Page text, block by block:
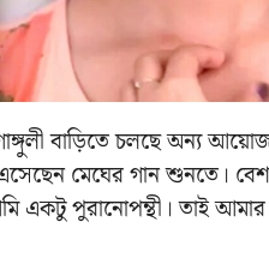
বাড়িতে চলছে অন্য
এসেছেন মেঘের গান শুনতে।
একটু পুরানোপন্থী। তাই